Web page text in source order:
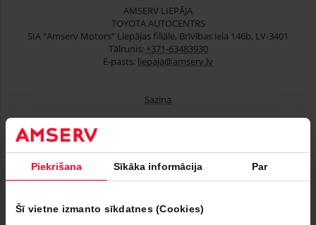
Piekrišana Sīkāka informācija Par
Šī vietne izmanto sīkdatnes (Cookies)
AMSERV LIEPĀJA
TOYOTA AUTOCENTRS
SIA “Amserv Motors” Liepājas filiāle, Brīvības iela 146b, LV-3401
Tālrunis: +371-63483930
E-pasts: liepaja@amserv.lv
Saziņa
Lietoti automobiļi
Finansēšana
Serviss